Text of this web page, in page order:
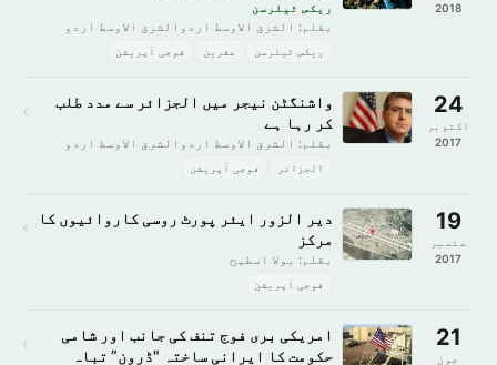
2018
ریکس ٹیلرسن
بقلم: الشرق الاوسط اردوالشرق الاوسط اردو
ریکس ٹیلرسن عفرین فوجی آپریشن
24
اکتوبر
2017
واشنگٹن نیجر میں الجزائر سے مدد طلب
کر رہا ہے
بقلم: الشرق الاوسط اردوالشرق الاوسط اردو
الجزائر فوجی آپریشن
›
19
ستمبر
2017
دیر الزور ایئر پورٹ روسی کاروائیوں کا
مرکز
بقلم: بولا اسطیح
فوجی آپریشن
›
21
جون
امریکی بری فوج تنف کی جانب اور شامی
حکومت کا ایرانی ساختہ "ڈرون” تباہ
›